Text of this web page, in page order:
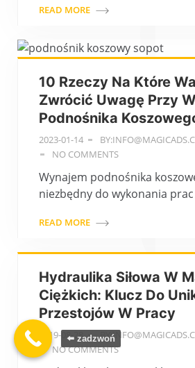
READ MORE
10 Rzeczy Na Które
Zwrócić Uwagę Przy
Podnośnika
2023-01-14
NO COMMENTS
Wynajem podnośnika
niezbędny do wykonania
READ MORE
Hydraulika Siłowa W
Ciężkich: Klucz Do
Przestojów W Pracy
2019-08-28
NO COMMENTS
⬅️ zadzwoń